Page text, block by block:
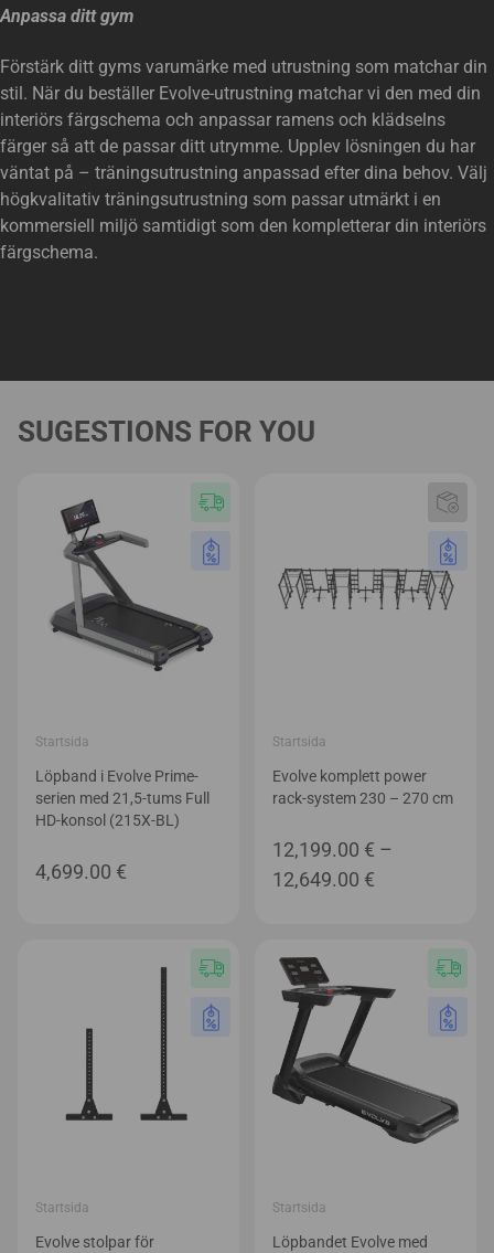
Anpassa ditt gym
Förstärk ditt gyms varumärke med utrustning som matchar din
stil. När du beställer Evolve-utrustning matchar vi den med din
interiörs färgschema och anpassar ramens och klädselns
färger så att de passar ditt utrymme. Upplev lösningen du har
väntat på – träningsutrustning anpassad efter dina behov. Välj
högkvalitativ träningsutrustning som passar utmärkt i en
kommersiell miljö samtidigt som den kompletterar din interiörs
färgschema.
SUGESTIONS FOR YOU
Startsida
Löpband i Evolve Prime-
serien med 21,5-tums Full
HD-konsol (215X-BL)
4,699.00 €
Startsida
Evolve komplett power
rack-system 230 – 270 cm
12,199.00 € –
12,649.00 €
12,649.00 €
Startsida
Evolve stolpar för
Startsida
Löpbandet Evolve med